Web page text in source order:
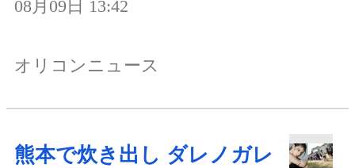
08月09日 13:42
オリコンニュース
熊本で炊き出し ダレノガレ